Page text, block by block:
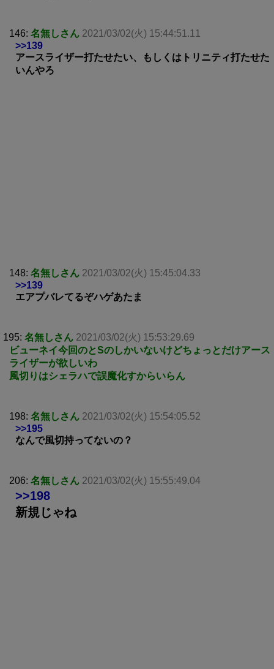
146: 名無しさん 2021/03/02(火) 15:44:51.11
>>139
アースライザー打たせたい、もしくはトリニティ打たせた
いんやろ
148: 名無しさん 2021/03/02(火) 15:45:04.33
>>139
エアプバレてるぞハゲあたま
195: 名無しさん 2021/03/02(火) 15:53:29.69
ビューネイ今回のとSのしかいないけどちょっとだけアース
ライザーが欲しいわ
風切りはシェラハで誤魔化すからいらん
198: 名無しさん 2021/03/02(火) 15:54:05.52
>>195
なんで風切持ってないの？
206: 名無しさん 2021/03/02(火) 15:55:49.04
>>198
新規じゃね